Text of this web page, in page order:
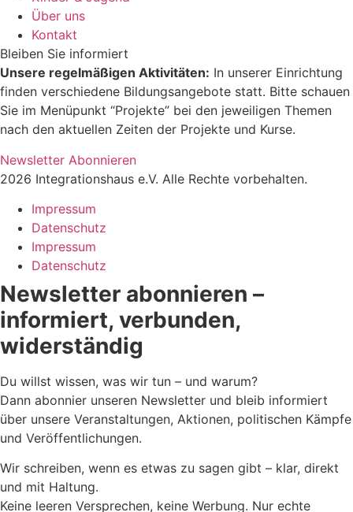
Über uns
Kontakt
Bleiben Sie informiert
Unsere regelmäßigen Aktivitäten: In unserer Einrichtung
finden verschiedene Bildungsangebote statt. Bitte schauen
Sie im Menüpunkt “Projekte” bei den jeweiligen Themen
nach den aktuellen Zeiten der Projekte und Kurse.
Newsletter Abonnieren
2026 Integrationshaus e.V. Alle Rechte vorbehalten.
Impressum
Datenschutz
Impressum
Datenschutz
Newsletter abonnieren –
informiert, verbunden,
widerständig
Du willst wissen, was wir tun – und warum?
Dann abonnier unseren Newsletter und bleib informiert
über unsere Veranstaltungen, Aktionen, politischen Kämpfe
und Veröffentlichungen.
Wir schreiben, wenn es etwas zu sagen gibt – klar, direkt
und mit Haltung.
Keine leeren Versprechen, keine Werbung. Nur echte